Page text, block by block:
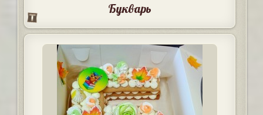
Букварь